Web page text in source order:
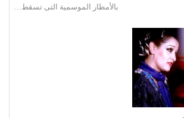
بالأمطار الموسمية التى تسقط…